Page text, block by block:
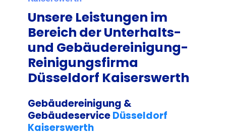
Unsere Leistungen im
Bereich der Unterhalts-
und Gebäudereinigung-
Reinigungsfirma
Düsseldorf Kaiserswerth
Gebäudereinigung &
GebäudeserviceDüsseldorf
Kaiserswerth